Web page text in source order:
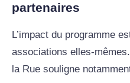
partenaires
L’impact du programme
associations elles-
la Rue souligne